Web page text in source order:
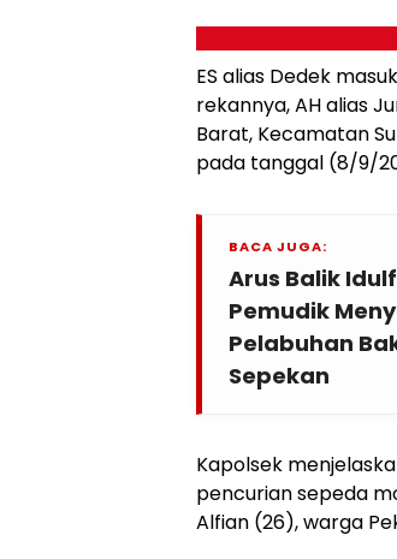
ES alias Dedek
rekannya, AH alias
Barat, Kecamatan
pada tanggal (8/9/
BACA JUGA:
Arus Balik
Pemudik
Pelabuhan
Sepekan
Kapolsek
pencurian sepeda
Alfian (26), warga